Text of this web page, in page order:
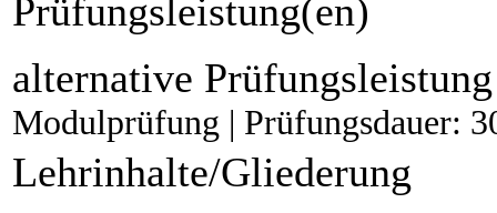
Prüfungsleistung(en)
alternative
Modulprüfung | Prüfungsdauer:
Lehrinhalte/Gliederung